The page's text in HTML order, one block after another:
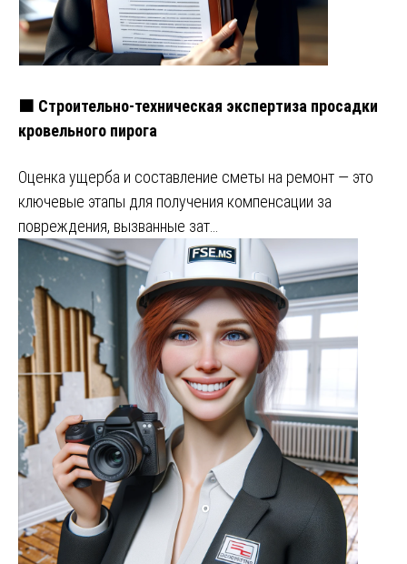
🟧 Строительно-техническая экспертиза просадки
кровельного пирога
Оценка ущерба и составление сметы на ремонт — это
ключевые этапы для получения компенсации за
повреждения, вызванные зат…